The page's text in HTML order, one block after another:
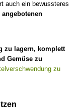
auch ein bewussteres
zu lagern, komplett
Gemüse zu
zu